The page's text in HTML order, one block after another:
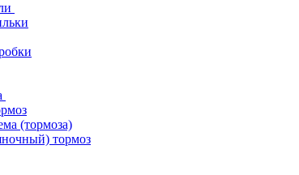
(тормоза)
тормоз